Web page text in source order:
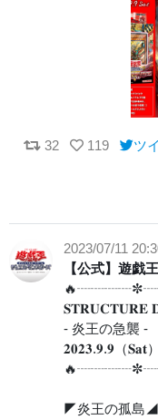
32 119 ツ
2023/07/11
【公式】遊戯
𝐒𝐓𝐑𝐔𝐂𝐓𝐔𝐑𝐄
- 炎王の急襲 -
𝟐𝟎𝟐𝟑.𝟗.𝟗（𝐒𝐚𝐭）
◤炎王の孤島◢